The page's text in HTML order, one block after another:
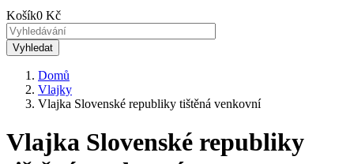
Košík0 Kč
Drobečková
navigace
Domů
Vlajky
Vlajka Slovenské republiky tištěná venkovní
Vlajka Slovenské republiky